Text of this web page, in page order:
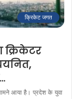
क्रिकेट जगत
क्रिकेटर
आया है। प्रदेश के युवा